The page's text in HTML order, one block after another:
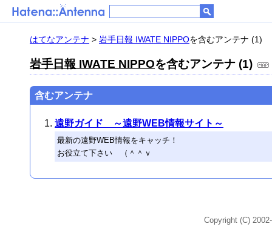
はてなアンテナ > 岩手日報 IWATE NIPPOを含むアンテナ (1)
岩手日報 IWATE NIPPOを含むアンテナ (1)
含むアンテナ
遠野ガイド ～遠野WEB情報サイト～
最新の遠野WEB情報をキャッチ！
お役立て下さい （＾＾ｖ
Copyright (C)